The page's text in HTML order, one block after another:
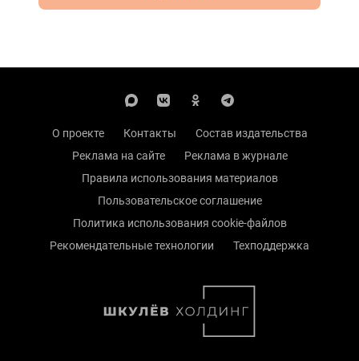
О проекте Контакты
Состав издательства
Реклама на сайте
Реклама в журнале
Правила использования материалов
Пользовательское соглашение
Политика использования cookie-файлов
Рекомендательные технологии
Техподдержка